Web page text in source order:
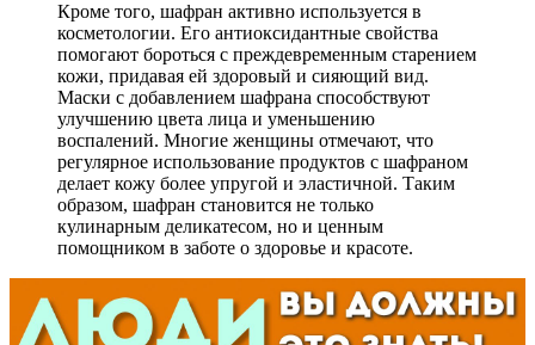
Кроме того, шафран активно используется в
косметологии. Его антиоксидантные свойства
помогают бороться с преждевременным старением
кожи, придавая ей здоровый и сияющий вид.
Маски с добавлением шафрана способствуют
улучшению цвета лица и уменьшению
воспалений. Многие женщины отмечают, что
регулярное использование продуктов с шафраном
делает кожу более упругой и эластичной. Таким
образом, шафран становится не только
кулинарным деликатесом, но и ценным
помощником в заботе о здоровье и красоте.